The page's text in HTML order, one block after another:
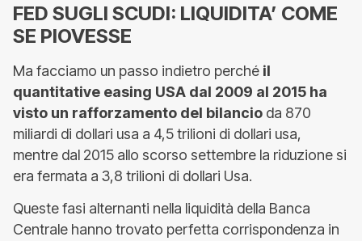
FED SUGLI SCUDI: LIQUIDITA’ COME
SE PIOVESSE
Ma facciamo un passo indietro perché il
quantitative easing USA dal 2009 al 2015 ha
visto un rafforzamento del bilancio da 870
miliardi di dollari usa a 4,5 trilioni di dollari usa,
mentre dal 2015 allo scorso settembre la riduzione si
era fermata a 3,8 trilioni di dollari Usa.
Queste fasi alternanti nella liquidità della Banca
Centrale hanno trovato perfetta corrispondenza in